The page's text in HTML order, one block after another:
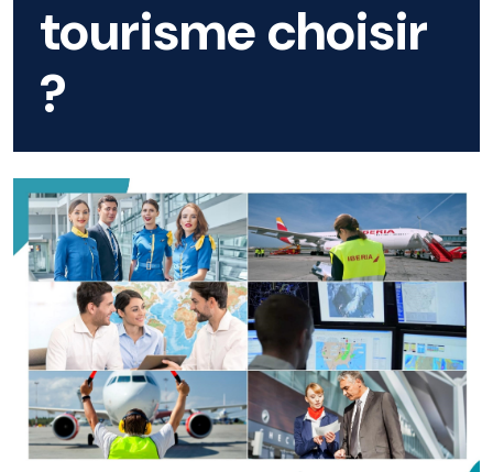
tourisme choisir
?